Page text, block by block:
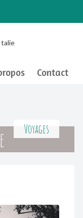
Contact
Voyages